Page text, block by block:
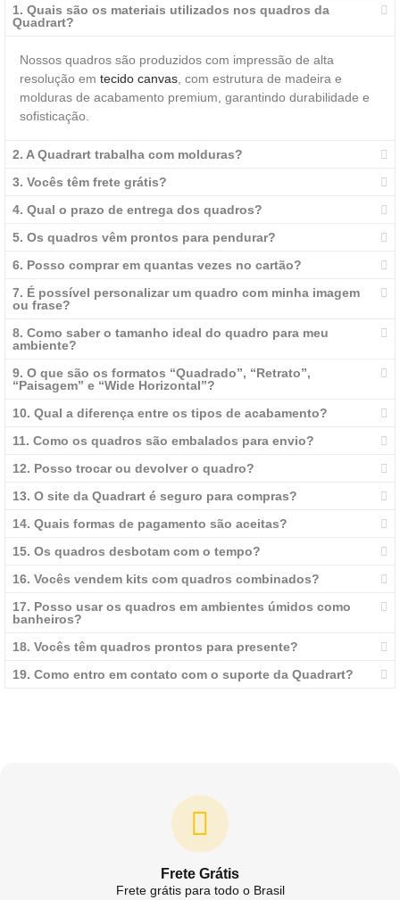
1. Quais são os materiais utilizados nos quadros da
Quadrart?
Nossos quadros são produzidos com impressão de alta
resolução em tecido canvas , com estrutura de madeira e
molduras de acabamento premium, garantindo durabilidade e
sofisticação.
2. A Quadrart trabalha com molduras?
3. Vocês têm frete grátis?
4. Qual o prazo de entrega dos quadros?
5. Os quadros vêm prontos para pendurar?
6. Posso comprar em quantas vezes no cartão?
7. É possível personalizar um quadro com minha imagem
ou frase?
8. Como saber o tamanho ideal do quadro para meu
ambiente?
9. O que são os formatos “Quadrado”, “Retrato”,
“Paisagem” e “Wide Horizontal”?
10. Qual a diferença entre os tipos de acabamento?
11. Como os quadros são embalados para envio?
12. Posso trocar ou devolver o quadro?
13. O site da Quadrart é seguro para compras?
14. Quais formas de pagamento são aceitas?
15. Os quadros desbotam com o tempo?
16. Vocês vendem kits com quadros combinados?
17. Posso usar os quadros em ambientes úmidos como
banheiros?
18. Vocês têm quadros prontos para presente?
19. Como entro em contato com o suporte da Quadrart?
Frete Grátis
Frete grátis para todo o Brasil